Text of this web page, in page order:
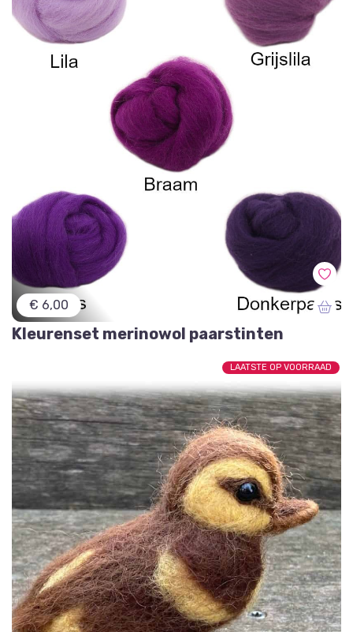
€ 6,00
Kleurenset merinowol paarstinten
LAATSTE OP VOORRAAD